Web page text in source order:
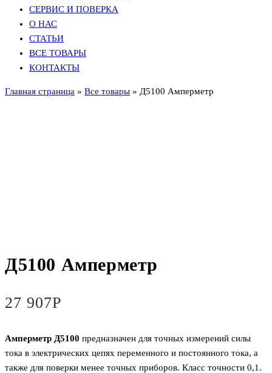
СЕРВИС И ПОВЕРКА
О НАС
СТАТЬИ
ВСЕ ТОВАРЫ
КОНТАКТЫ
Главная страница » Все товары » Д5100 Амперметр
Д5100 Амперметр
27 907Р
Амперметр Д5100 предназначен для точных измерений силы
тока в электрических цепях переменного и постоянного тока, а
также для поверки менее точных приборов. Класс точности 0,1.